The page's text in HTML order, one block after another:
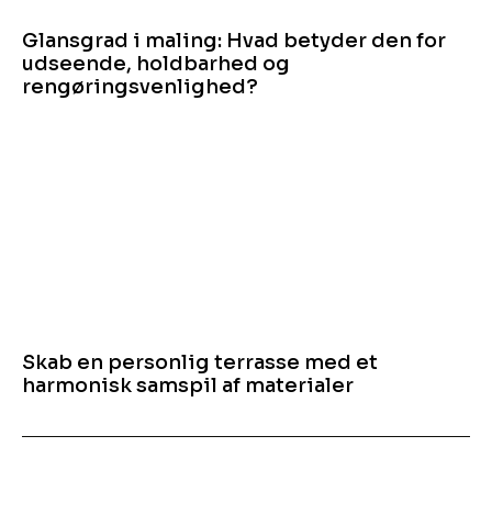
Glansgrad i maling: Hvad betyder den for
udseende, holdbarhed og
rengøringsvenlighed?
Skab en personlig terrasse med et
harmonisk samspil af materialer